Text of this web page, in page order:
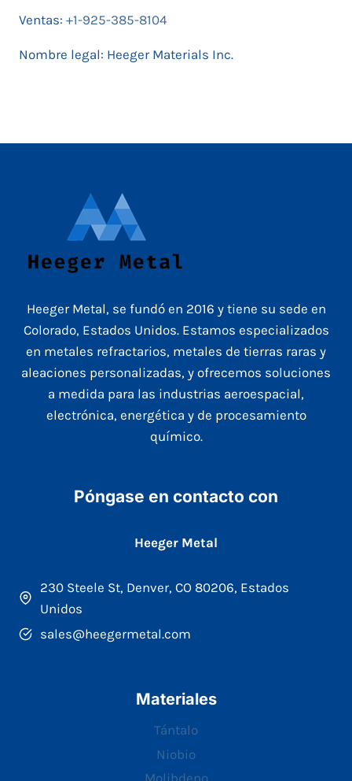
Ventas: +1-925-385-8104
Nombre legal: Heeger Materials Inc.
Heeger Metal, se fundó en 2016 y tiene su sede en
Colorado, Estados Unidos. Estamos especializados
en metales refractarios, metales de tierras raras y
aleaciones personalizadas, y ofrecemos soluciones
a medida para las industrias aeroespacial,
electrónica, energética y de procesamiento
químico.
Póngase en contacto con
Heeger Metal
230 Steele St, Denver, CO 80206, Estados
Unidos
sales@heegermetal.com
Materiales
Tántalo
Niobio